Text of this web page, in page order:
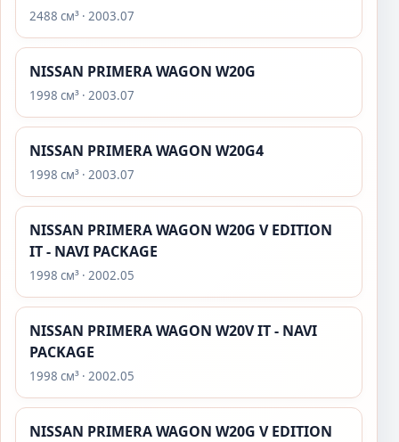
2488 см³ · 2003.07
NISSAN PRIMERA WAGON W20G
1998 см³ · 2003.07
NISSAN PRIMERA WAGON W20G4
1998 см³ · 2003.07
NISSAN PRIMERA WAGON W20G V EDITION
IT - NAVI PACKAGE
1998 см³ · 2002.05
NISSAN PRIMERA WAGON W20V IT - NAVI
PACKAGE
1998 см³ · 2002.05
NISSAN PRIMERA WAGON W20G V EDITION